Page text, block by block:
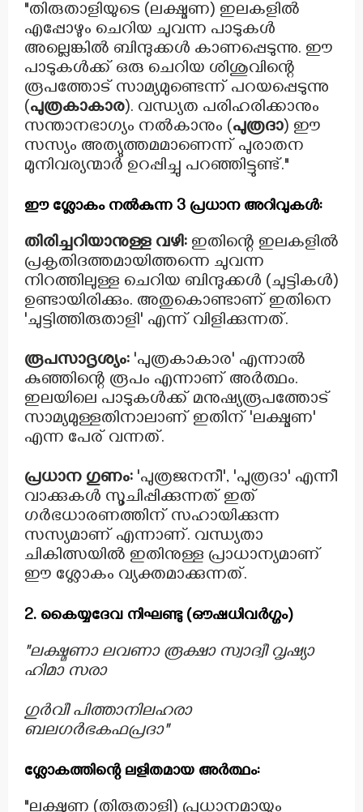
"തിരുതാളിയുടെ (ലക്ഷ്മണ) ഇലകളിൽ
എപ്പോഴും ചെറിയ ചുവന്ന പാടുകൾ
അല്ലെങ്കിൽ ബിന്ദുക്കൾ കാണപ്പെടുന്നു. ഈ
പാടുകൾക്ക് ഒരു ചെറിയ ശിശുവിന്റെ
രൂപത്തോട് സാമ്യമുണ്ടെന്ന് പറയപ്പെടുന്നു
(പുത്രകാകാര). വന്ധ്യത പരിഹരിക്കാനും
സന്താനഭാഗ്യം നൽകാനും (പുത്രദാ) ഈ
സസ്യം അത്യുത്തമമാണെന്ന് പുരാതന
മുനിവര്യന്മാർ ഉറപ്പിച്ചു പറഞ്ഞിട്ടുണ്ട്."
ഈ ശ്ലോകം നൽകുന്ന 3 പ്രധാന അറിവുകൾ:
തിരിച്ചറിയാനുള്ള വഴി: ഇതിന്റെ ഇലകളിൽ
പ്രകൃതിദത്തമായിത്തന്നെ ചുവന്ന
നിറത്തിലുള്ള ചെറിയ ബിന്ദുക്കൾ (ചുട്ടികൾ)
ഉണ്ടായിരിക്കും. അതുകൊണ്ടാണ് ഇതിനെ
'ചുട്ടിത്തിരുതാളി' എന്ന് വിളിക്കുന്നത്.
രൂപസാദൃശ്യം: 'പുത്രകാകാര' എന്നാൽ
കുഞ്ഞിന്റെ രൂപം എന്നാണ് അർത്ഥം.
ഇലയിലെ പാടുകൾക്ക് മനുഷ്യരൂപത്തോട്
സാമ്യമുള്ളതിനാലാണ് ഇതിന് 'ലക്ഷ്മണ'
എന്ന പേര് വന്നത്.
പ്രധാന ഗുണം: 'പുത്രജനനീ', 'പുത്രദാ' എന്നീ
വാക്കുകൾ സൂചിപ്പിക്കുന്നത് ഇത്
ഗർഭധാരണത്തിന് സഹായിക്കുന്ന
സസ്യമാണ് എന്നാണ്. വന്ധ്യതാ
ചികിത്സയിൽ ഇതിനുള്ള പ്രാധാന്യമാണ്
ഈ ശ്ലോകം വ്യക്തമാക്കുന്നത്.
2. കൈയ്യദേവ നിഘണ്ടു (ഔഷധിവർഗ്ഗം)
"ലക്ഷ്മണാ ലവണാ രൂക്ഷാ സ്വാദ്വീ വൃഷ്യാ
ഹിമാ സരാ
ഗുർവീ പിത്താനിലഹരാ
ബലഗർഭകഫപ്രദാ"
ശ്ലോകത്തിന്റെ ലളിതമായ അർത്ഥം: